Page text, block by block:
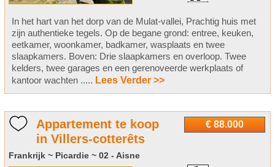
In het hart van het dorp van de Mulat-vallei, Prachtig huis met
zijn authentieke tegels. Op de begane grond: entree, keuken,
eetkamer, woonkamer, badkamer, wasplaats en twee
slaapkamers. Boven: Drie slaapkamers en overloop. Twee
kelders, twee garages en een gerenoveerde werkplaats of
kantoor wachten ..... Lees Verder >>
€ 88.000
Appartement te koop
in Villers-cotterêts
Frankrijk ~ Picardie ~ 02 - Aisne